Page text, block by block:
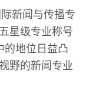
新闻与传播专
星级专业称号
的地位日益凸
野的新闻专业